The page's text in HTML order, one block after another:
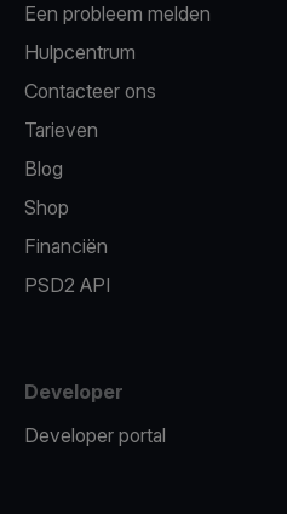
Een probleem melden
Hulpcentrum
Contacteer ons
Tarieven
Blog
Shop
Financiën
PSD2 API
Developer
Developer portal